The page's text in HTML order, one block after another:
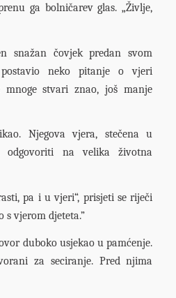
ga bolničarev glas. „Življe,
snažan čovjek predan svom
neko pitanje o vjeri
mnoge stvari znao, još manje
Njegova vjera, stečena u
odgovoriti na velika životna
pa i u vjeri“, prisjeti se riječi
s vjerom djeteta.”
duboko usjekao u pamćenje.
za seciranje. Pred njima